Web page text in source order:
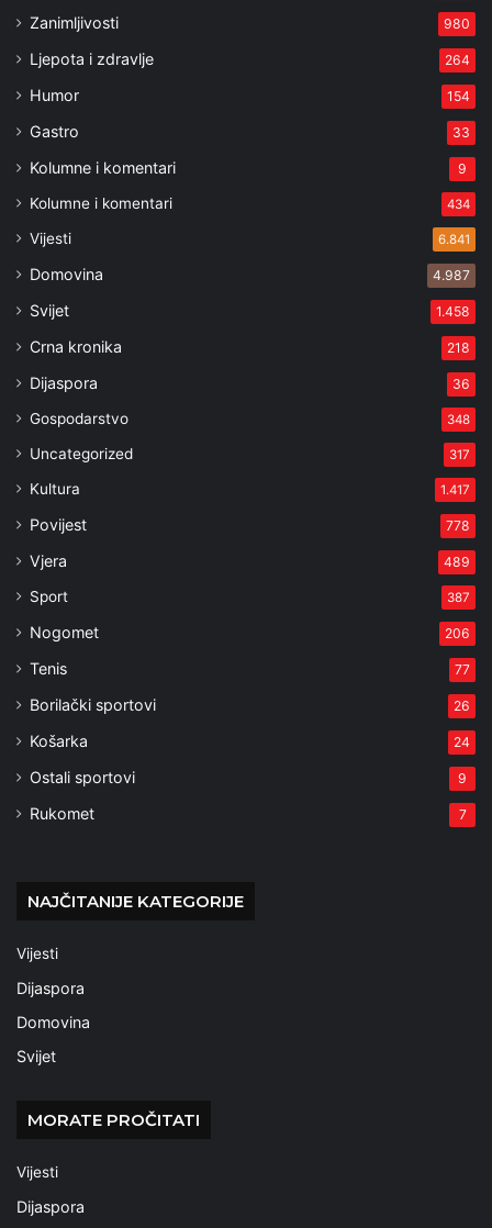
Zanimljivosti 980
Ljepota i zdravlje 264
Humor 154
Gastro 33
Kolumne i komentari 9
Kolumne i komentari 434
Vijesti 6.841
Domovina 4.987
Svijet 1.458
Crna kronika 218
Dijaspora 36
Gospodarstvo 348
Uncategorized 317
Kultura 1.417
Povijest 778
Vjera 489
Sport 387
Nogomet 206
Tenis 77
Borilački sportovi 26
Košarka 24
Ostali sportovi 9
Rukomet 7
NAJČITANIJE KATEGORIJE
Vijesti
Dijaspora
Domovina
Svijet
MORATE PROČITATI
Vijesti
Dijaspora